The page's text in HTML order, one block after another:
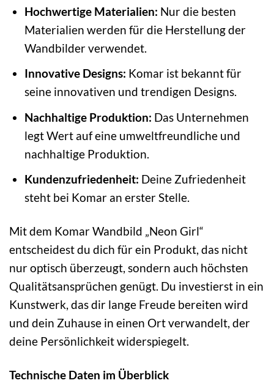
Hochwertige Materialien: Nur die besten
Materialien werden für die Herstellung der
Wandbilder verwendet.
Innovative Designs: Komar ist bekannt für
seine innovativen und trendigen Designs.
Nachhaltige Produktion: Das Unternehmen
legt Wert auf eine umweltfreundliche und
nachhaltige Produktion.
Kundenzufriedenheit: Deine Zufriedenheit
steht bei Komar an erster Stelle.
Mit dem Komar Wandbild „Neon Girl“
entscheidest du dich für ein Produkt, das nicht
nur optisch überzeugt, sondern auch höchsten
Qualitätsansprüchen genügt. Du investierst in ein
Kunstwerk, das dir lange Freude bereiten wird
und dein Zuhause in einen Ort verwandelt, der
deine Persönlichkeit widerspiegelt.
Technische Daten im Überblick